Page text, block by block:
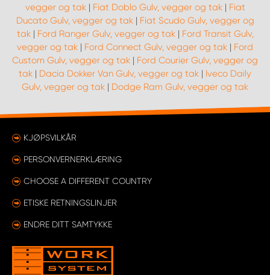
vegger og tak| Fiat Doblo Gulv, vegger og tak| Fiat
Ducato Gulv, vegger og tak| Fiat Scudo Gulv, vegger og
tak| Ford Ranger Gulv, vegger og tak| Ford Transit Gulv,
vegger og tak | Ford Connect Gulv, vegger og tak | Ford
Custom Gulv, vegger og tak | Ford Courier Gulv, vegger og
tak | Dacia Dokker Van Gulv, vegger og tak | Iveco Daily
Gulv, vegger og tak | Dodge Ram Gulv, vegger og tak
KJØPSVILKÅR
PERSONVERNERKLÆRING
CHOOSE A DIFFERENT COUNTRY
ETISKE RETNINGSLINJER
ENDRE DITT SAMTYKKE